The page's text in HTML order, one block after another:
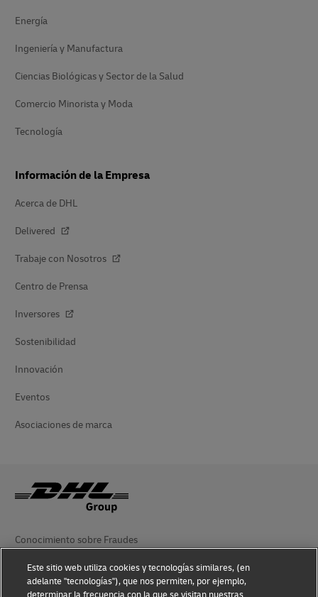
Energía
Ingeniería y Manufactura
Ciencias Biológicas y Sector de la Salud
Comercio Minorista y Moda
Tecnología
Información de la Empresa
Acerca de DHL
Delivered
Trabaje con Nosotros
Centro de Prensa
Inversores
Sostenibilidad
Innovación
Eventos
Asociaciones de marca
Conocimiento sobre Fraudes
Aviso Legal
Este sitio web utiliza cookies y tecnologías similares, (en
adelante "tecnologías"), que nos permiten, por ejemplo,